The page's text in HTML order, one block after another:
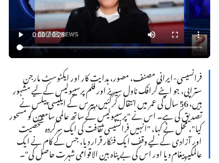
فرانسیسی-ایرانی مصنف، مصور، ہدایت کار اور ایکٹوسٹ مارجن
ستراپی، جو اپنے گرافک ناول سیریز اور فلم پرسیپولیس کے لیے مشہور
ہیں، 56 سال کی عمر میں انتقال کرگئیں، پِیرس کے ایلیسی پیلس نے
تصدیق کی ہے۔ اس نے "پرسیپولیس کے ساتھ عالمی سامعین کو مسحور
کیا"، محل نے کہا، "انہیں فرانسیسی ثقافت کی ایک سرکردہ شخصیت
اور آزادی کے لیے وقف ایک فنکار قرار دیا، جس کے کام نے ایک
عالمگیر پیغام دیا اور اس کی بے پناہ بین الاقوامی شہرت حاصل کی"۔